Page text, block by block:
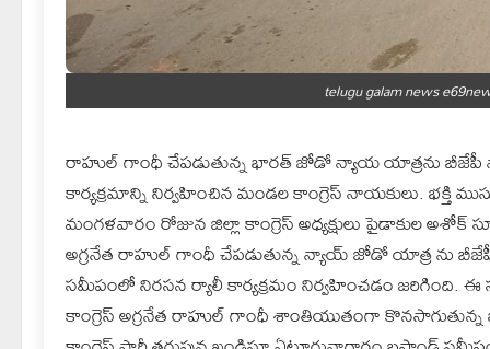
telugu galam news
రాహుల్ గాంధీ చేపడుతున్న భారత్ జోడో న్యాయ యాత్రను బీజేపీ
కార్యక్రమాన్ని నిర్వహించిన మండల కాంగ్రెస్ నాయకులు. భక్తి
మంగళవారం రోజున జిల్లా కాంగ్రెస్ అధ్యక్షులు పైడాకుల అశోక్
అగ్రనేత రాహుల్ గాంధీ చేపడుతున్న న్యాయ్ జోడో యాత్ర ను
సమీపంలో నిరసన ర్యాలీ కార్యక్రమం నిర్వహించడం జరిగింది. ఈ
కాంగ్రెస్ అగ్రనేత రాహుల్ గాంధీ శాంతియుతంగా